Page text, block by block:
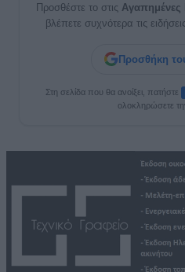
Προσθέστε το στις Αγαπημένες
βλέπετε συχνότερα τις
Προσθήκη
Στη σελίδα που θα ανοίξει, πατήστε
ολοκληρώσετε